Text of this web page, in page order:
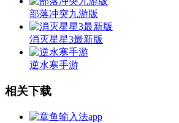
部落冲突九游版
消灭星星3最新版
逆水寒手游
相关下载